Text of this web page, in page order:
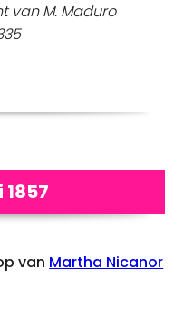
van M. Maduro
1857
van Martha Nicanor